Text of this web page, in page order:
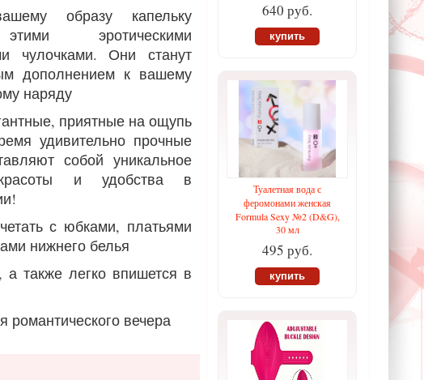
образу капельку
этими эротическими
чулочками. Они станут
дополнением к вашему
наряду
приятные на ощупь
удивительно прочные
собой уникальное
и удобства в
с юбками, платьями
нижнего белья
а также легко впишется в
романтического вечера
640 руб.
купить
Туалетная вода с
феромонами женская
Formula Sexy №2 (D&G),
30 мл
495 руб.
купить